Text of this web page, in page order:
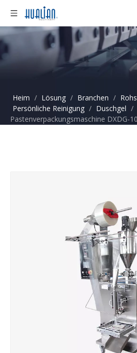
Heim / Lösung / Branchen /
Persönliche Reinigung / Duschgel /
Pastenverpackungsmaschine DXDG-